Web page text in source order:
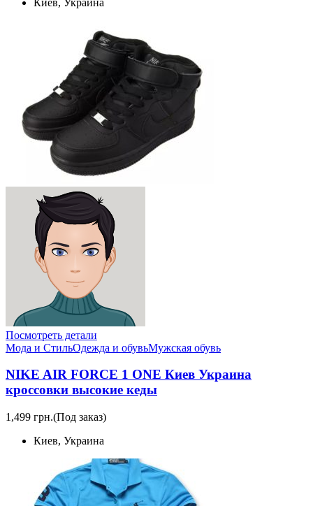
Посмотреть детали
Мода и СтильОдежда и обувьМужская обувь
NIKE AIR FORCE 1 ONE Киев Украина
кроссовки высокие кеды
1,499 грн.(Под заказ)
Киев, Украина